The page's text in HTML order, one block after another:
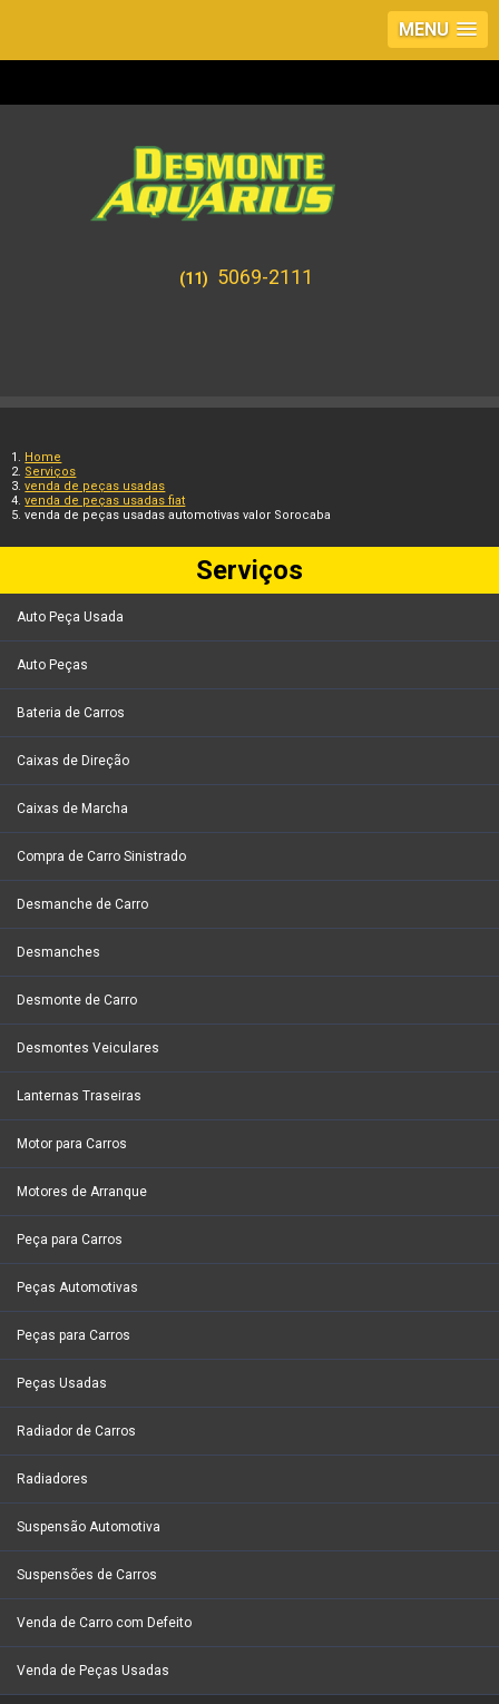
MENU
(11) 5069-2111
Home
Serviços
venda de peças usadas
venda de peças usadas fiat
venda de peças usadas automotivas valor Sorocaba
Serviços
Auto Peça Usada
Auto Peças
Bateria de Carros
Caixas de Direção
Caixas de Marcha
Compra de Carro Sinistrado
Desmanche de Carro
Desmanches
Desmonte de Carro
Desmontes Veiculares
Lanternas Traseiras
Motor para Carros
Motores de Arranque
Peça para Carros
Peças Automotivas
Peças para Carros
Peças Usadas
Radiador de Carros
Radiadores
Suspensão Automotiva
Suspensões de Carros
Venda de Carro com Defeito
Venda de Peças Usadas